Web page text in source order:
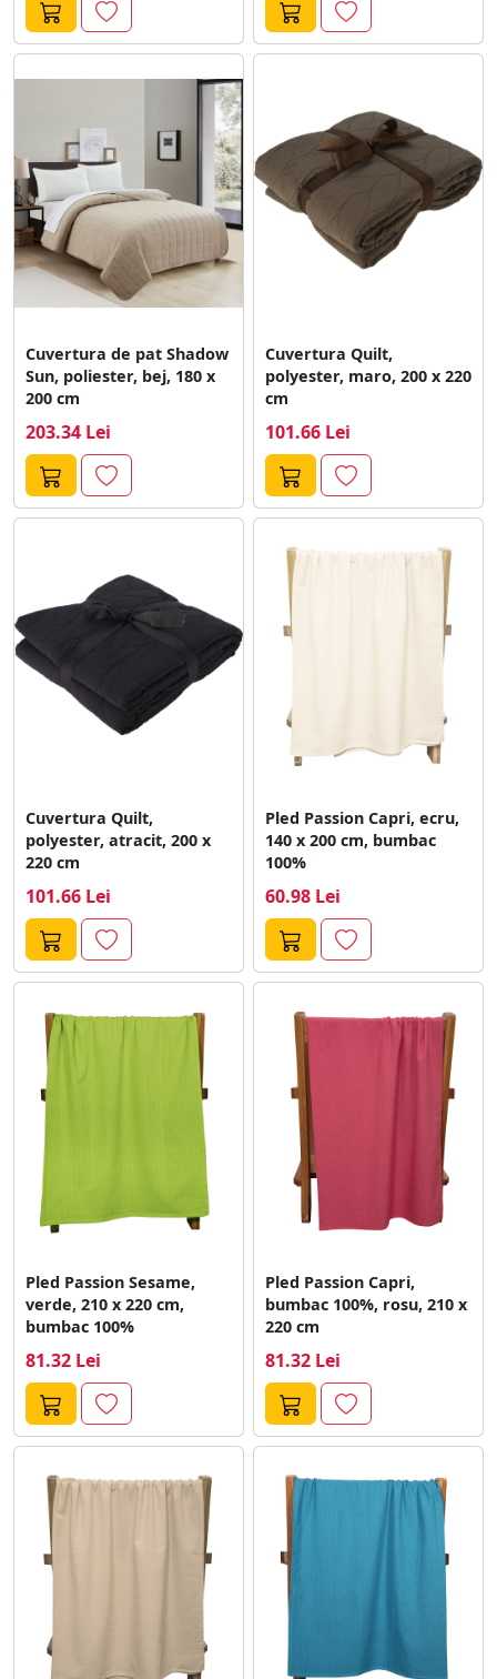
Cuvertura de pat Shadow
Sun, poliester, bej, 180 x
200 cm
203.34 Lei
Cuvertura Quilt,
polyester, maro, 200 x 220
cm
101.66 Lei
Cuvertura Quilt,
polyester, atracit, 200 x
220 cm
101.66 Lei
Pled Passion Capri, ecru,
140 x 200 cm, bumbac
100%
60.98 Lei
Pled Passion Sesame,
verde, 210 x 220 cm,
bumbac 100%
81.32 Lei
Pled Passion Capri,
bumbac 100%, rosu, 210 x
220 cm
81.32 Lei